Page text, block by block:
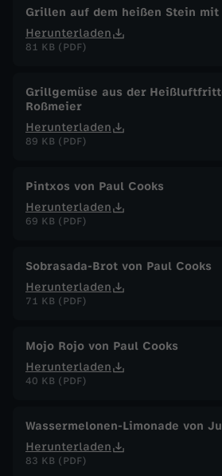
s
c
o
f
x
o
m
r
Grillen auf dem heißen Stein
Herunterladen
81 KB (PDF)
Grillgemüse aus der
Roßmeier
Herunterladen
89 KB (PDF)
Pintxos von Paul Cooks
Herunterladen
69 KB (PDF)
Sobrasada-Brot von Paul Cooks
Herunterladen
71 KB (PDF)
Mojo Rojo von Paul Cooks
Herunterladen
40 KB (PDF)
Wassermelonen-Limonade von
Herunterladen
83 KB (PDF)